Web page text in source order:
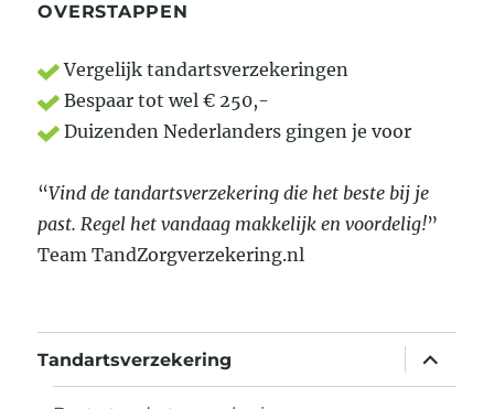
OVERSTAPPEN
Vergelijk tandartsverzekeringen
Bespaar tot wel € 250,-
Duizenden Nederlanders gingen je voor
“Vind de tandartsverzekering die het beste bij je
past. Regel het vandaag makkelijk en voordelig!”
Team TandZorgverzekering.nl
Tandartsverzekering
vouw
sub-
menu